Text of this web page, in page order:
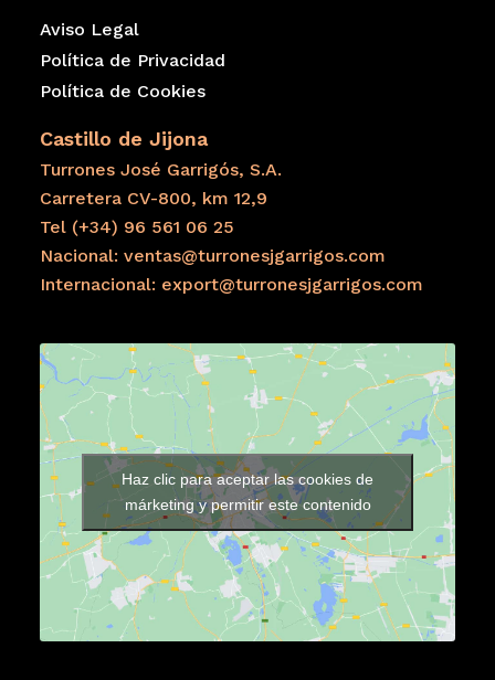
Aviso Legal
Política de Privacidad
Política de Cookies
Castillo de Jijona
Turrones José Garrigós, S.A.
Carretera CV-800, km 12,9
Tel (+34) 96 561 06 25
Nacional: ventas@turronesjgarrigos.com
Internacional: export@turronesjgarrigos.com
Haz clic para aceptar las cookies de
márketing y permitir este contenido